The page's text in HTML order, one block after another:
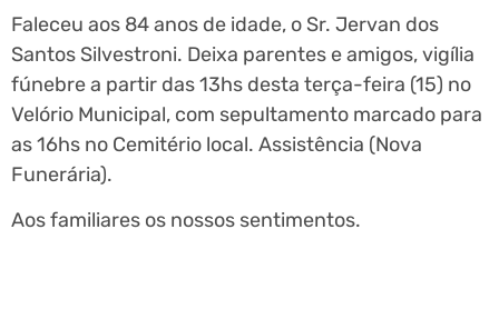
Faleceu aos 84 anos de idade, o Sr. Jervan dos
Santos Silvestroni. Deixa parentes e amigos, vigília
fúnebre a partir das 13hs desta terça-feira (15) no
Velório Municipal, com sepultamento marcado para
as 16hs no Cemitério local. Assistência (Nova
Funerária).
Aos familiares os nossos sentimentos.